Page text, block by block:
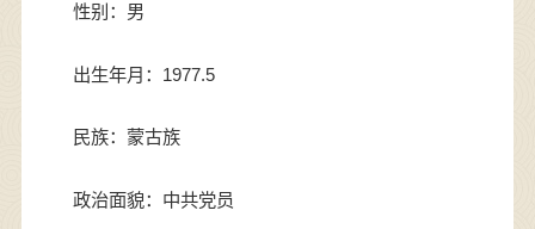
性别：男
出生年月：1977.5
民族：蒙古族
政治面貌：中共党员